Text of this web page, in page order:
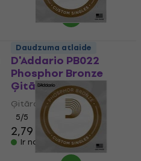
D'Addario PB022
Phosphor Bronze
Ģitāras stīga
Ģitāras stīga
5/5
2,79 €
Ir noliktavā
Daudzuma atlaide